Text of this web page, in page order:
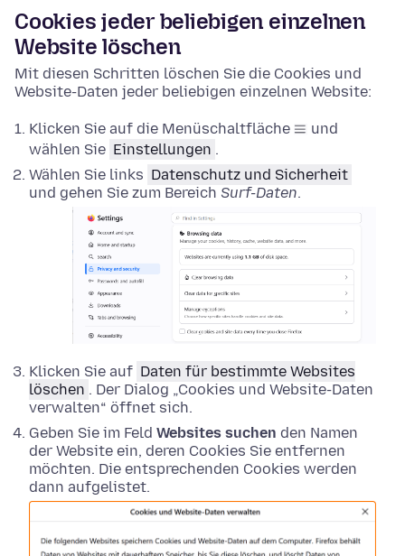
Cookies jeder beliebigen einzelnen
Website löschen
Mit diesen Schritten löschen Sie die Cookies und
Website-Daten jeder beliebigen einzelnen Website:
Klicken Sie auf die Menüschaltfläche
und
wählen Sie Einstellungen .
Wählen Sie links Datenschutz und Sicherheit
und gehen Sie zum Bereich Surf-Daten.
Klicken Sie auf Daten für bestimmte Websites
löschen . Der Dialog „Cookies und Website-Daten
verwalten“ öffnet sich.
Geben Sie im Feld Websites suchen den Namen
der Website ein, deren Cookies Sie entfernen
möchten. Die entsprechenden Cookies werden
dann aufgelistet.